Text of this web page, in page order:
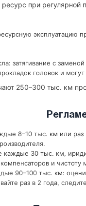
ресурс при
эксплуатацию
затягивание с
головок и
250–300 тыс. км
8–10 тыс. км или раз
каждые 30 тыс. км,
и
90–100 тыс. км:
раз в 2 года,